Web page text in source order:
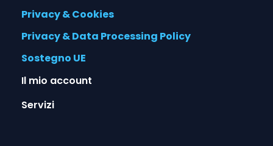
Privacy & Cookies
Privacy & Data Processing Policy
Sostegno UE
Il mio account
Servizi